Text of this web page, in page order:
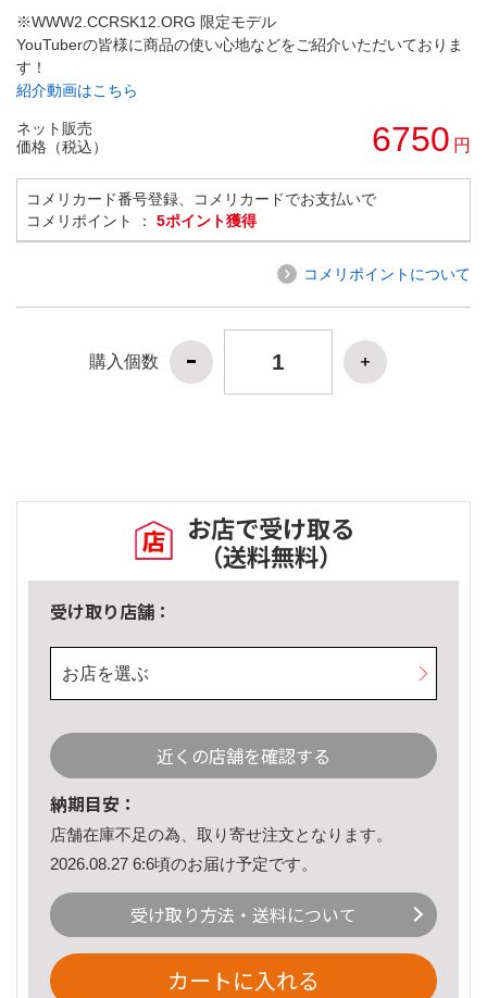
※WWW2.CCRSK12.ORG 限定モデル
YouTuberの皆様に商品の使い心地などをご紹介いただいておりま
す！
紹介動画はこちら
ネット販売
価格（税込）
6750 円
コメリカード番号登録、コメリカードでお支払いで
コメリポイント ： 5ポイント獲得
コメリポイントについて
購入個数
お店で受け取る
（送料無料）
受け取り店舗：
お店を選ぶ
近くの店舗を確認する
納期目安：
店舗在庫不足の為、取り寄せ注文となります。
2026.08.27 6:6頃のお届け予定です。
受け取り方法・送料について
カートに入れる